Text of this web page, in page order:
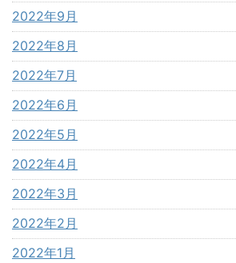
2022年9月
2022年8月
2022年7月
2022年6月
2022年5月
2022年4月
2022年3月
2022年2月
2022年1月